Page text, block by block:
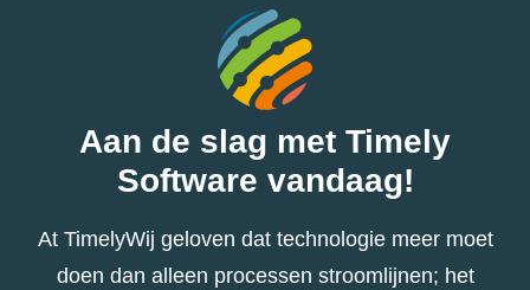
Aan de slag met Timely
Software vandaag!
At TimelyWij geloven dat technologie meer moet
doen dan alleen processen stroomlijnen; het